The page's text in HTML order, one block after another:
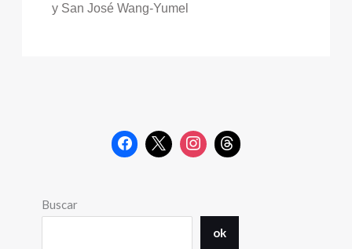
y San José Wang-Yumel
Buscar
ok